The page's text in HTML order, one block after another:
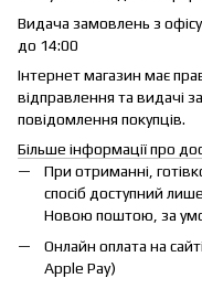
Видача замовлень з
до 14:00
Інтернет магазин має
відправлення та видачі
повідомлення покупців.
Більше інформації про
При отриманні,
спосіб доступний
Новою поштою, за
Онлайн оплата на
Apple Pay)